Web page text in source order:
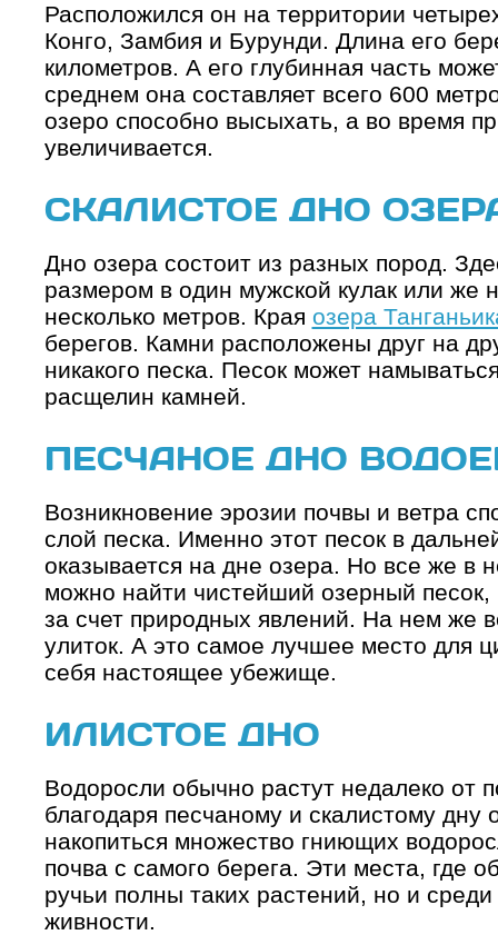
Расположился он на территории
Конго, Замбия и Бурунди. Длина его
километров. А его глубинная часть
среднем она составляет всего 600
озеро способно высыхать, а во время
увеличивается.
СКАЛИСТОЕ ДНО
Дно озера состоит из разных пород.
размером в один мужской кулак или же
несколько метров. Края озера
берегов. Камни расположены друг на
никакого песка. Песок может
расщелин камней.
ПЕСЧАНОЕ ДНО
Возникновение эрозии почвы и ветра
слой песка. Именно этот песок в
оказывается на дне озера. Но все же в
можно найти чистейший озерный песок,
за счет природных явлений. На нем же
улиток. А это самое лучшее место для
себя настоящее убежище.
ИЛИСТОЕ ДНО
Водоросли обычно растут недалеко от
благодаря песчаному и скалистому дну
накопиться множество гниющих
почва с самого берега. Эти места, где
ручьи полны таких растений, но и
живности.